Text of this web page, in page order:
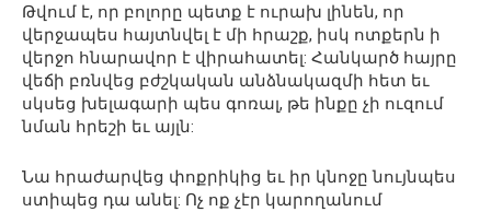
Թվում է, որ բոլորը պետք է ուրախ լինեն, որ
վերջապես հայտնվել է մի հրաշք, իսկ ոտքերն ի
վերջո հնարավոր է վիրահատել: Հանկարծ հայրը
վեճի բռնվեց բժշկական անձնակազմի հետ եւ
սկսեց խելագարի պես գոռալ, թե ինքը չի ուզում
նման հրեշի եւ այլն:
Նա հրաժարվեց փոքրիկից եւ իր կնոջը նույնպես
ստիպեց դա անել: Ոչ ոք չէր կարողանում